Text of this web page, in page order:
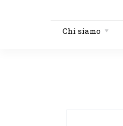
Chi siamo